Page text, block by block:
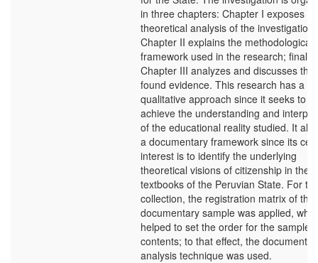
in three chapters: Chapter I exposes
theoretical analysis of the investigation;
Chapter II explains the methodological
framework used in the research; finally,
Chapter III analyzes and discusses the
found evidence. This research has a
qualitative approach since it seeks to
achieve the understanding and
of the educational reality studied. It
a documentary framework since its
interest is to identify the underlying
theoretical visions of citizenship in the
textbooks of the Peruvian State. For
collection, the registration matrix of the
documentary sample was applied,
helped to set the order for the sample’s
contents; to that effect, the
analysis technique was used.